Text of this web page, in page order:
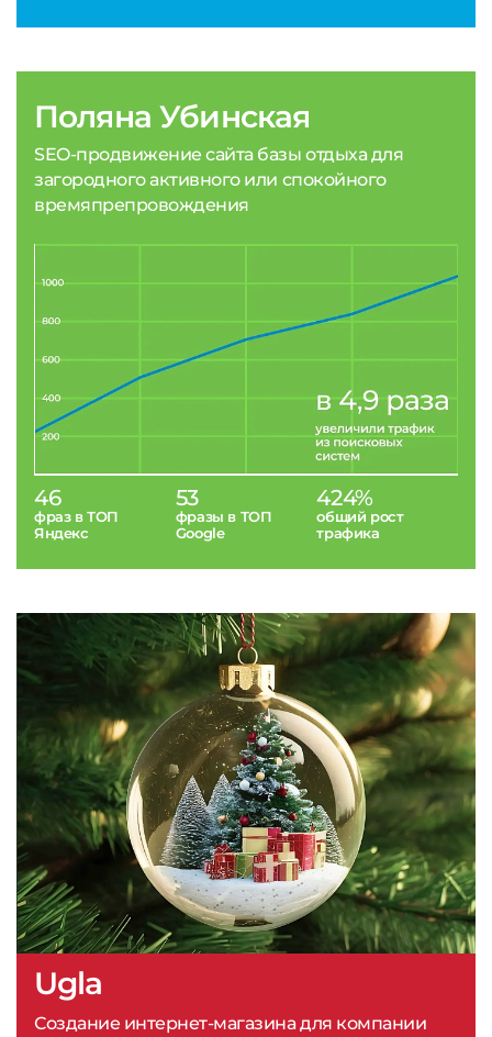
Ugla
Создание интернет-магазина для компании
Поляна Убинская
SEO-продвижение сайта базы отдыха для
загородного активного или спокойного
времяпрепровождения
46
фраз в ТОП
Яндекс
53
фразы в ТОП
Google
424%
общий рост
трафика